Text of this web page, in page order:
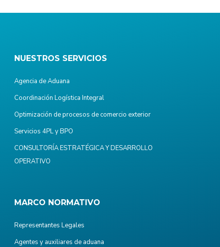
NUESTROS SERVICIOS
Agencia de Aduana
Coordinación Logística Integral
Optimización de procesos de comercio exterior
Servicios 4PL y BPO
CONSULTORÍA ESTRATÉGICA Y DESARROLLO
OPERATIVO
MARCO NORMATIVO
Representantes Legales
Agentes y auxiliares de aduana